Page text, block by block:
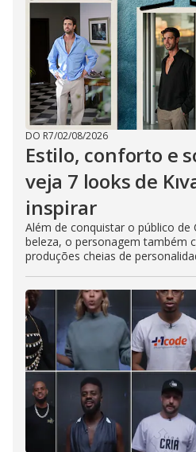
DO R7/02/08/2026
Estilo, conforto e
veja 7 looks de
inspirar
Além de conquistar o público de
beleza, o personagem também
produções cheias de